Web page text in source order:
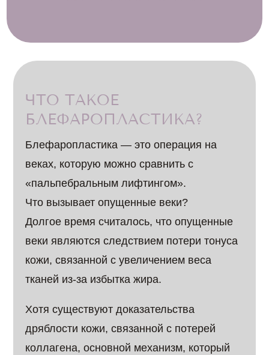
ЧТО ТАКОЕ
БЛЕФАРОПЛАСТИКА?
Блефаропластика — это операция на
веках, которую можно сравнить с
«пальпебральным лифтингом».
Что вызывает опущенные веки?
Долгое время считалось, что опущенные
веки являются следствием потери тонуса
кожи, связанной с увеличением веса
тканей из-за избытка жира.
Хотя существуют доказательства
дряблости кожи, связанной с потерей
коллагена, основной механизм, который